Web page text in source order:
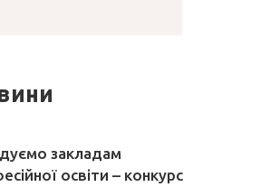
закладам
освіти – конкурс